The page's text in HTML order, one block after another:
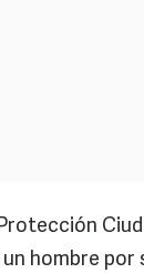
hombre